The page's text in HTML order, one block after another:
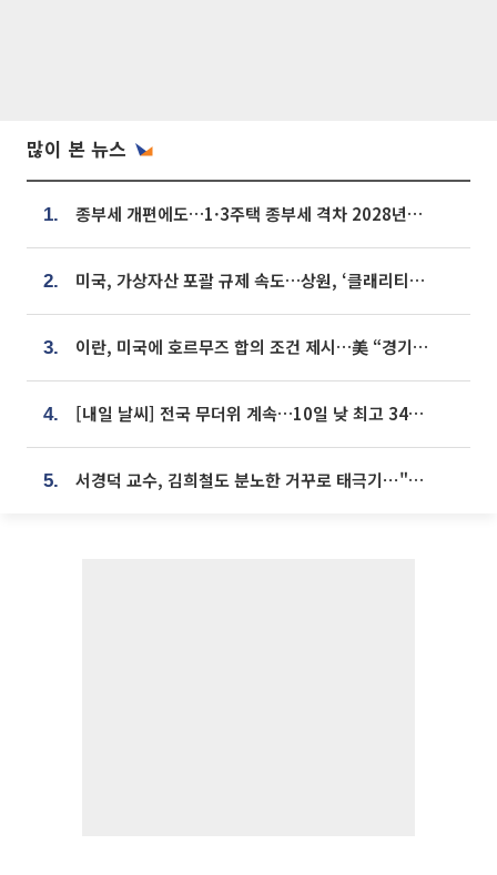
많이 본 뉴스
1. 종부세 개편에도…1·3주택 종부세 격차 2028년부터 확대
2. 미국, 가상자산 포괄 규제 속도…상원, ‘클래리티법’ 9월 절차투표 추진
3. 이란, 미국에 호르무즈 합의 조건 제시…美 “경기 아직 안 끝나” [종합]
4. [내일 날씨] 전국 무더위 계속…10일 낮 최고 34도 육박
5. 서경덕 교수, 김희철도 분노한 거꾸로 태극기⋯"엉터리는 아냐, 아쉬울 뿐"